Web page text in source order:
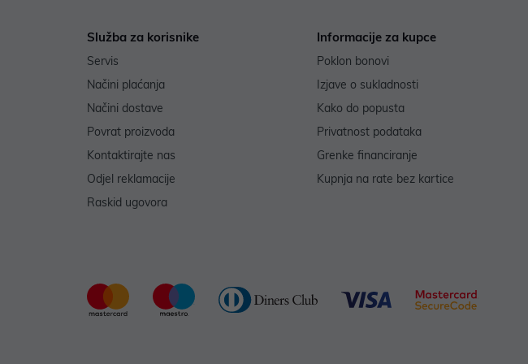
Služba za korisnike
Servis
Načini plaćanja
Načini dostave
Povrat proizvoda
Kontaktirajte nas
Odjel reklamacije
Raskid ugovora
Informacije za kupce
Poklon bonovi
Izjave o sukladnosti
Kako do popusta
Privatnost podataka
Grenke financiranje
Kupnja na rate bez kartice